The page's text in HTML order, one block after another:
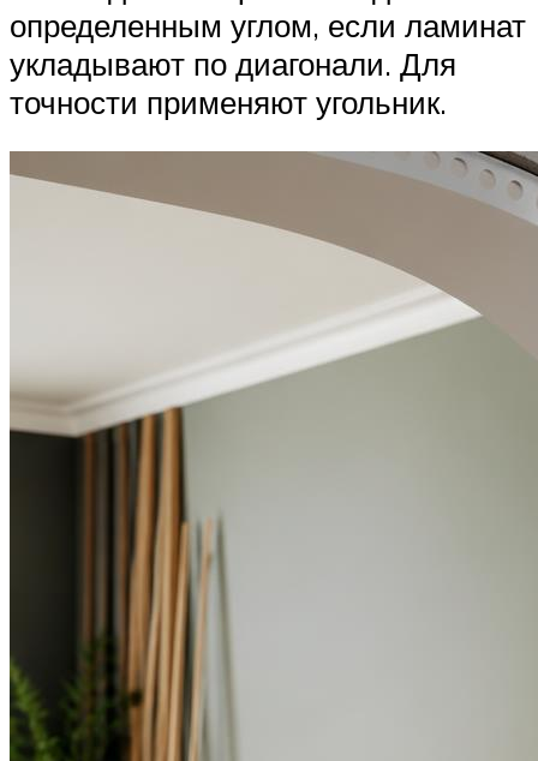
определенным углом, если ламинат
укладывают по диагонали. Для
точности применяют угольник.